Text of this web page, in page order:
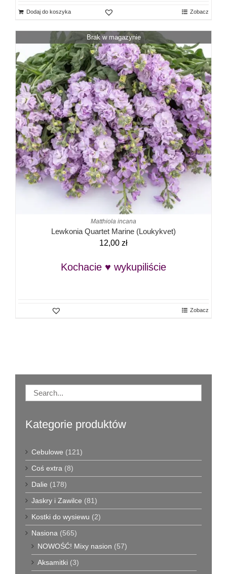
Dodaj do koszyka Zobacz
Brak w magazynie
Matthiola incana
Lewkonia Quartet Marine (Loukykvet)
12,00 zł
Kochacie ♥ wykupiliście
Zobacz
Kategorie produktów
Cebulowe (121)
Coś extra (8)
Dalie (178)
Jaskry i Zawilce (81)
Kostki do wysiewu (2)
Nasiona (565)
NOWOŚĆ! Mixy nasion (57)
Aksamitki (3)